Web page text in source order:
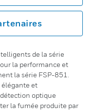
de la série
la performance et
la série FSP-851.
élégante et
optique
la fumée produite par